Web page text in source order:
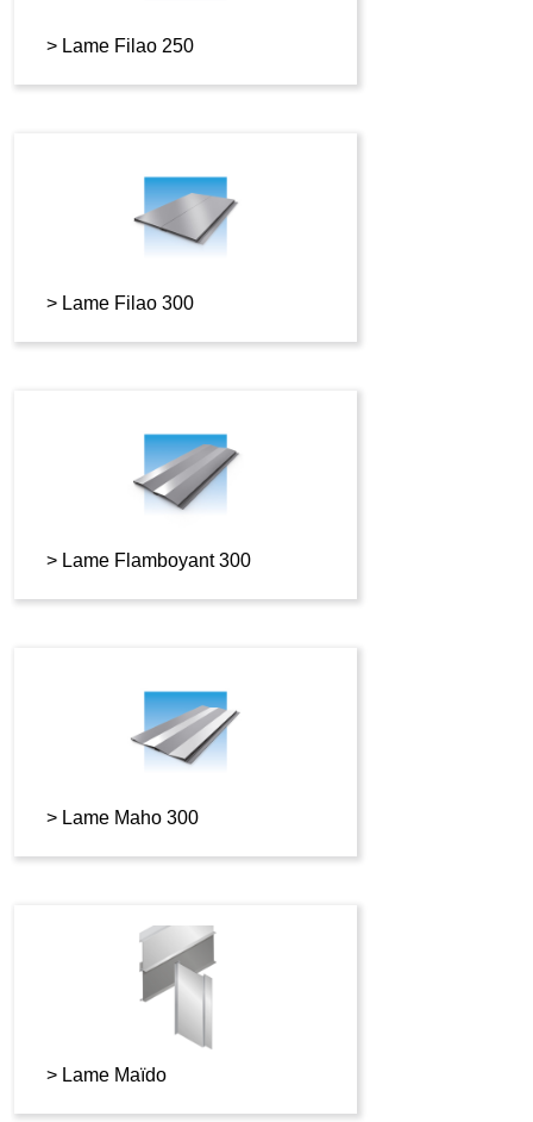
Lame Filao 250
Lame Filao 300
Lame Flamboyant 300
Lame Maho 300
Lame Maïdo